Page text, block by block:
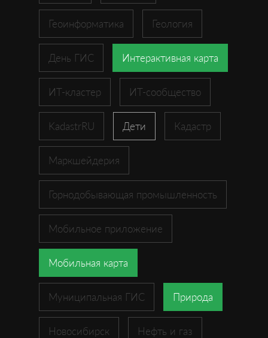
Геоинформатика Геология
День ГИС Интерактивная карта
ИТ-кластер ИТ-сообщество
KadastrRU Дети Кадастр
Маркшейдерия
Горнодобывающая промышленность
Мобильное приложение
Мобильная карта
Муниципальная ГИС Природа
Новосибирск Нефть и газ